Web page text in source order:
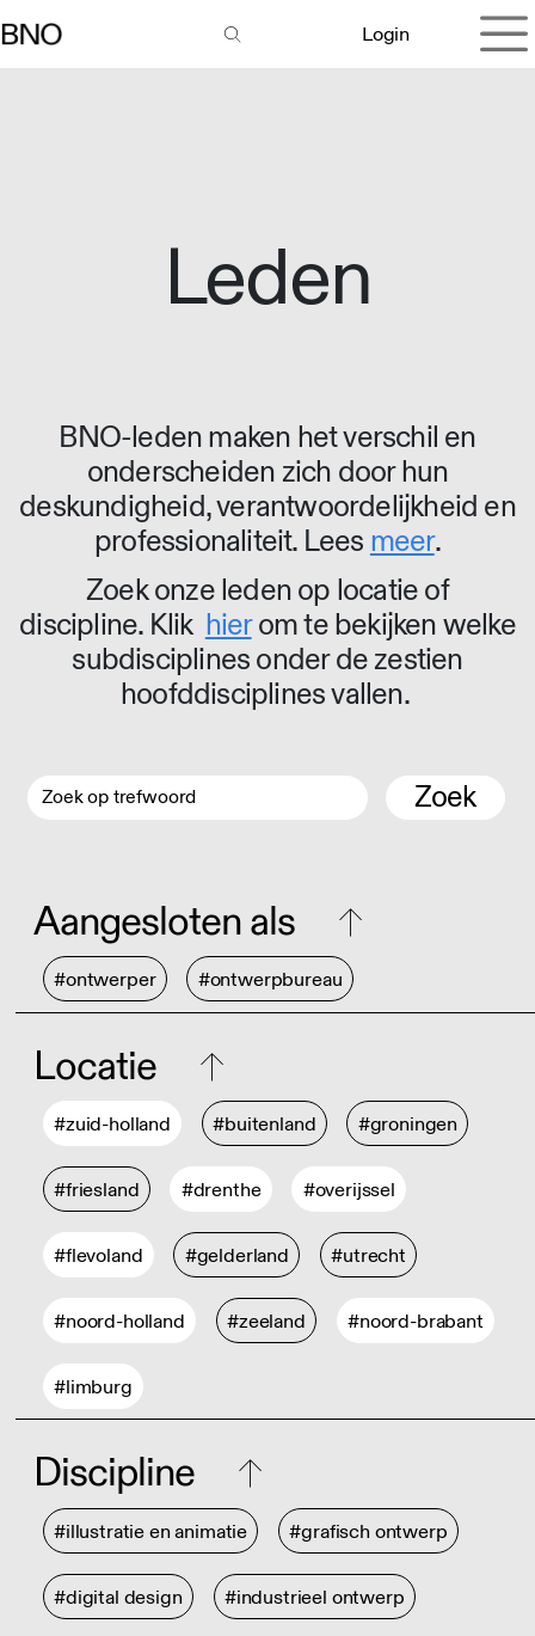
Login
Leden
BNO-leden maken het verschil en
onderscheiden zich door hun
deskundigheid, verantwoordelijkheid en
professionaliteit. Lees meer.
Zoek onze leden op locatie of
discipline. Klik hierom te bekijken welke
subdisciplines onder de zestien
hoofddisciplines vallen.
Zoek
Aangesloten als
#ontwerper #ontwerpbureau
Locatie
#zuid-holland #buitenland #groningen
#friesland #drenthe #overijssel
#flevoland #gelderland #utrecht
#noord-holland #zeeland #noord-brabant
#limburg
Discipline
#illustratie en animatie #grafisch ontwerp
#digital design #industrieel ontwerp